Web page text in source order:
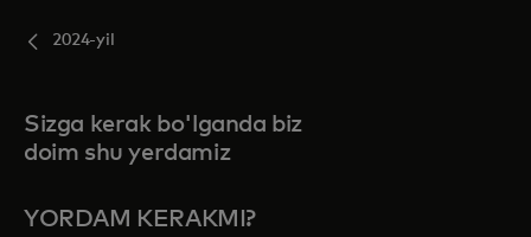
2024-yil
Sizga kerak bo'lganda biz
doim shu yerdamiz
YORDAM KERAKMI?